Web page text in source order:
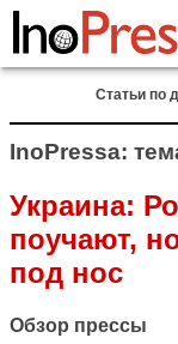
Статьи по
InoPressa:
Украина:
поучают,
под нос
Обзор прессы